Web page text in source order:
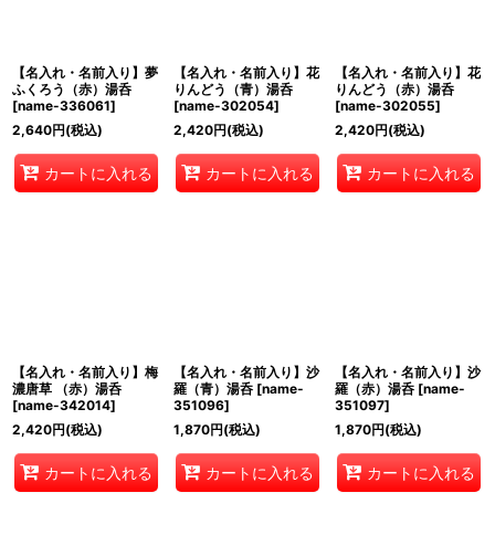
【名入れ・名前入り】夢
ふくろう（赤）湯呑
[name-336061]
2,640円(税込)
カートに入れる
【名入れ・名前入り】花
りんどう（青）湯呑
[name-302054]
2,420円(税込)
カートに入れる
【名入れ・名前入り】花
りんどう（赤）湯呑
[name-302055]
2,420円(税込)
カートに入れる
【名入れ・名前入り】梅
濃唐草 （赤）湯呑
[name-342014]
2,420円(税込)
カートに入れる
【名入れ・名前入り】沙
羅（青）湯呑 [name-
351096]
1,870円(税込)
カートに入れる
【名入れ・名前入り】沙
羅（赤）湯呑 [name-
351097]
1,870円(税込)
カートに入れる